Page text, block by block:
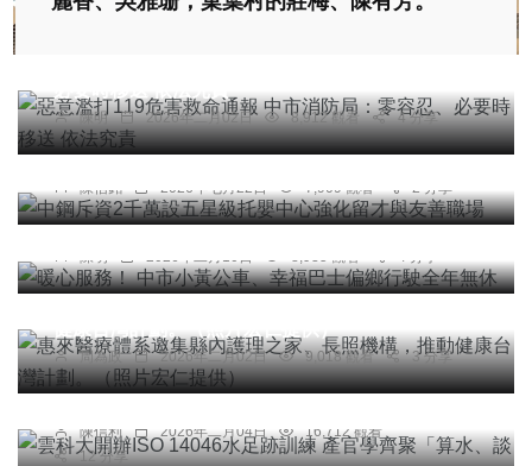
陳明 2026年二月02日 8,912 觀看 4 分享
中鋼斥資2千萬設五星級托嬰中心強化留才與友善
職場
陳信銘 2026年七月22日 7,909 觀看 2 分享
綜合新聞 旅遊
暖心服務！ 中市小黃公車、幸福巴士偏鄉行駛全年
無休
陳明 2026年二月10日 8,935 觀看 4 分享
社會 綜合新聞 健康 文教
惠來醫療體系邀集縣內護理之家、長照機構，推動
周為政 2026年二月02日 9,018 觀看 3 分享
綜合新聞 文教
雲科大開辦ISO 14046水足跡訓練 產官學齊聚「算
陳信利 2026年二月04日
16,712 觀看
12 分享
社會 綜合新聞